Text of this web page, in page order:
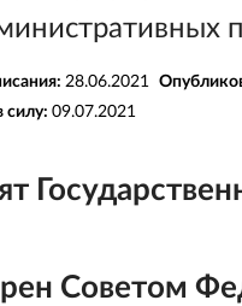
28.06.2021
силу: 09.07.2021
Советом